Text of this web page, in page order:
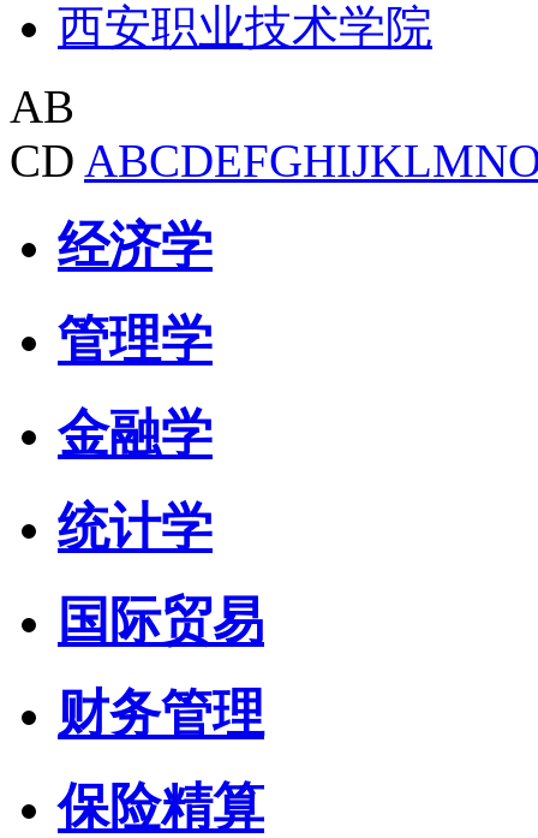
西安职业技术学院
AB
CD ABCDEFGHIJKLMN
经济学
管理学
金融学
统计学
国际贸易
财务管理
保险精算